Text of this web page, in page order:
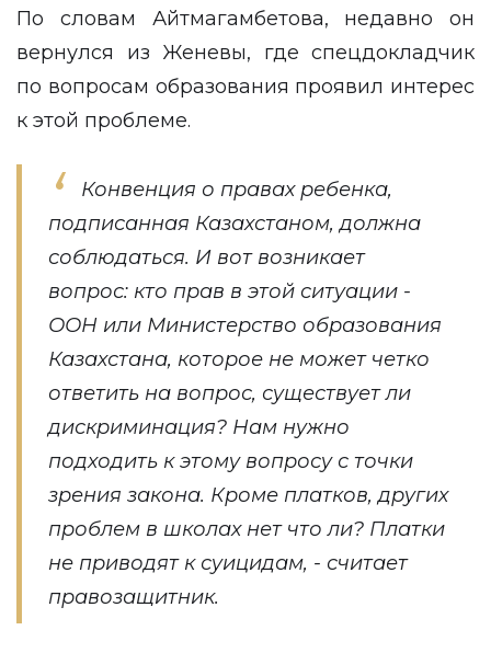
По словам Айтмагамбетова, недавно он
вернулся из Женевы, где спецдокладчик
по вопросам образования проявил интерес
к этой проблеме.
Конвенция о правах ребенка,
подписанная Казахстаном, должна
соблюдаться. И вот возникает
вопрос: кто прав в этой ситуации -
ООН или Министерство образования
Казахстана, которое не может четко
ответить на вопрос, существует ли
дискриминация? Нам нужно
подходить к этому вопросу с точки
зрения закона. Кроме платков, других
проблем в школах нет что ли? Платки
не приводят к суицидам, - считает
правозащитник.